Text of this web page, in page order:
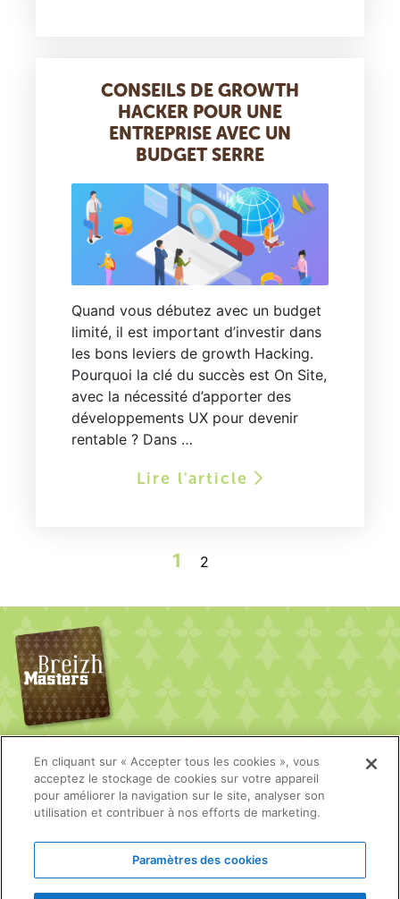
CONSEILS DE GROWTH
HACKER POUR UNE
ENTREPRISE AVEC UN
BUDGET SERRE
Quand vous débutez avec un budget
limité, il est important d’investir dans
les bons leviers de growth Hacking.
Pourquoi la clé du succès est On Site,
avec la nécessité d’apporter des
développements UX pour devenir
rentable ? Dans …
Lire l'article
1 2
BreizhMasters
Mentions légales
Rechercher sur le site
En cliquant sur « Accepter tous les cookies », vous
acceptez le stockage de cookies sur votre appareil
pour améliorer la navigation sur le site, analyser son
utilisation et contribuer à nos efforts de marketing.
Paramètres des cookies